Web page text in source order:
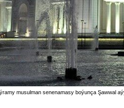
musulman senenamasy boýunça Şawwal